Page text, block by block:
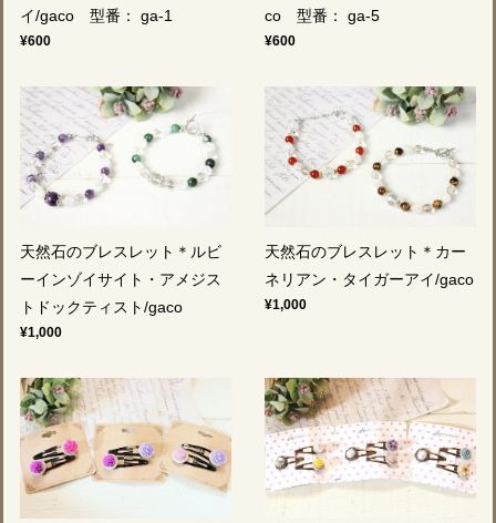
イ/gaco 型番： ga-1
¥600
co 型番： ga-5
¥600
天然石のブレスレット＊ルビ
ーインゾイサイト・アメジス
トドックティスト/gaco
¥1,000
天然石のブレスレット＊カー
ネリアン・タイガーアイ/gaco
¥1,000